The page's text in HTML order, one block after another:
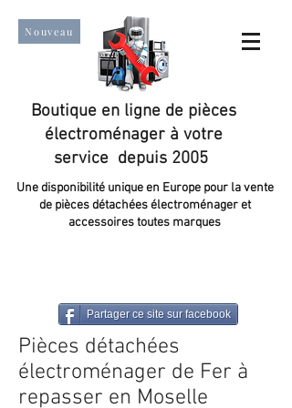
Nouveau
Boutique en ligne de pièces
électroménager à votre
service depuis 2005
Une disponibilité unique en Europe pour la vente
de pièces détachées électroménager et
accessoires toutes marques
Partager ce site sur facebook
Pièces détachées
électroménager de Fer à
repasser en Moselle